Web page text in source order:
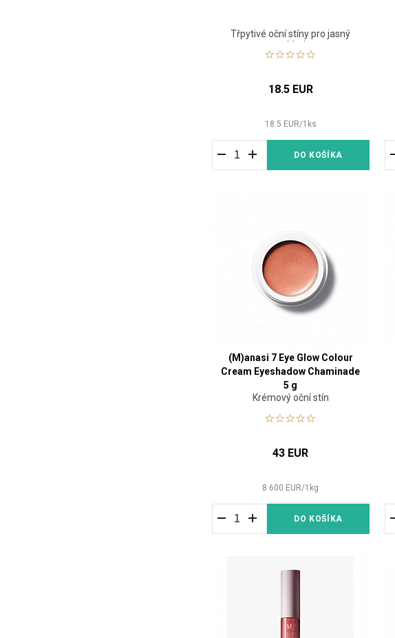
Třpytivé oční stíny pro jasný
pohled
18.5 EUR
18.5 EUR/1 ks
DO KOŠÍKA
(M)anasi 7 Eye Glow Colour
Cream Eyeshadow Chaminade
5 g
Krémový oční stín
43 EUR
8 600 EUR/1 kg
DO KOŠÍKA